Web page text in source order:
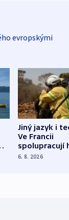
evropskými
Jiný jazyk i
Ve Francii
spolupracují
různých zemí
6. 8. 2026